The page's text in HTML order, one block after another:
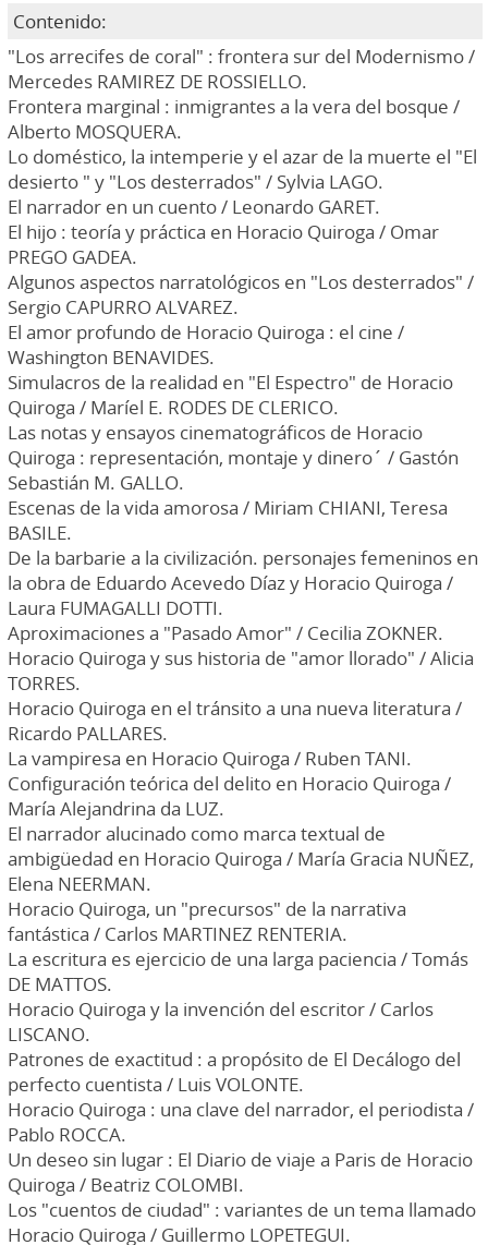
Contenido:
"Los arrecifes de coral" : frontera sur del Modernismo /
Mercedes RAMIREZ DE ROSSIELLO.
Frontera marginal : inmigrantes a la vera del bosque /
Alberto MOSQUERA.
Lo doméstico, la intemperie y el azar de la muerte el "El
desierto " y "Los desterrados" / Sylvia LAGO.
El narrador en un cuento / Leonardo GARET.
El hijo : teoría y práctica en Horacio Quiroga / Omar
PREGO GADEA.
Algunos aspectos narratológicos en "Los desterrados" /
Sergio CAPURRO ALVAREZ.
El amor profundo de Horacio Quiroga : el cine /
Washington BENAVIDES.
Simulacros de la realidad en "El Espectro" de Horacio
Quiroga / Maríel E. RODES DE CLERICO.
Las notas y ensayos cinematográficos de Horacio
Quiroga : representación, montaje y dinero´ / Gastón
Sebastián M. GALLO.
Escenas de la vida amorosa / Miriam CHIANI, Teresa
BASILE.
De la barbarie a la civilización. personajes femeninos en
la obra de Eduardo Acevedo Díaz y Horacio Quiroga /
Laura FUMAGALLI DOTTI.
Aproximaciones a "Pasado Amor" / Cecilia ZOKNER.
Horacio Quiroga y sus historia de "amor llorado" / Alicia
TORRES.
Horacio Quiroga en el tránsito a una nueva literatura /
Ricardo PALLARES.
La vampiresa en Horacio Quiroga / Ruben TANI.
Configuración teórica del delito en Horacio Quiroga /
María Alejandrina da LUZ.
El narrador alucinado como marca textual de
ambigüedad en Horacio Quiroga / María Gracia NUÑEZ,
Elena NEERMAN.
Horacio Quiroga, un "precursos" de la narrativa
fantástica / Carlos MARTINEZ RENTERIA.
La escritura es ejercicio de una larga paciencia / Tomás
DE MATTOS.
Horacio Quiroga y la invención del escritor / Carlos
LISCANO.
Patrones de exactitud : a propósito de El Decálogo del
perfecto cuentista / Luis VOLONTE.
Horacio Quiroga : una clave del narrador, el periodista /
Pablo ROCCA.
Un deseo sin lugar : El Diario de viaje a Paris de Horacio
Quiroga / Beatriz COLOMBI.
Los "cuentos de ciudad" : variantes de un tema llamado
Horacio Quiroga / Guillermo LOPETEGUI.